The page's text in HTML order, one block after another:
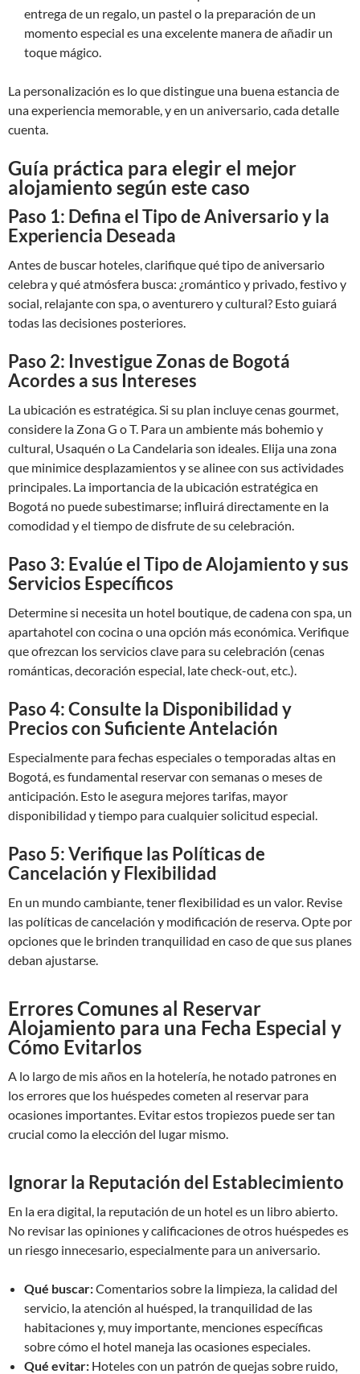
entrega de un regalo, un pastel o la preparación de un
momento especial es una excelente manera de añadir un
toque mágico.
La personalización es lo que distingue una buena estancia de
una experiencia memorable, y en un aniversario, cada detalle
cuenta.
Guía práctica para elegir el mejor
alojamiento según este caso
Paso 1: Defina el Tipo de Aniversario y la
Experiencia Deseada
Antes de buscar hoteles, clarifique qué tipo de aniversario
celebra y qué atmósfera busca: ¿romántico y privado, festivo y
social, relajante con spa, o aventurero y cultural? Esto guiará
todas las decisiones posteriores.
Paso 2: Investigue Zonas de Bogotá
Acordes a sus Intereses
La ubicación es estratégica. Si su plan incluye cenas gourmet,
considere la Zona G o T. Para un ambiente más bohemio y
cultural, Usaquén o La Candelaria son ideales. Elija una zona
que minimice desplazamientos y se alinee con sus actividades
principales. La importancia de la ubicación estratégica en
Bogotá no puede subestimarse; influirá directamente en la
comodidad y el tiempo de disfrute de su celebración.
Paso 3: Evalúe el Tipo de Alojamiento y sus
Servicios Específicos
Determine si necesita un hotel boutique, de cadena con spa, un
apartahotel con cocina o una opción más económica. Verifique
que ofrezcan los servicios clave para su celebración (cenas
románticas, decoración especial, late check-out, etc.).
Paso 4: Consulte la Disponibilidad y
Precios con Suficiente Antelación
Especialmente para fechas especiales o temporadas altas en
Bogotá, es fundamental reservar con semanas o meses de
anticipación. Esto le asegura mejores tarifas, mayor
disponibilidad y tiempo para cualquier solicitud especial.
Paso 5: Verifique las Políticas de
Cancelación y Flexibilidad
En un mundo cambiante, tener flexibilidad es un valor. Revise
las políticas de cancelación y modificación de reserva. Opte por
opciones que le brinden tranquilidad en caso de que sus planes
deban ajustarse.
Errores Comunes al Reservar
Alojamiento para una Fecha Especial y
Cómo Evitarlos
A lo largo de mis años en la hotelería, he notado patrones en
los errores que los huéspedes cometen al reservar para
ocasiones importantes. Evitar estos tropiezos puede ser tan
crucial como la elección del lugar mismo.
Ignorar la Reputación del Establecimiento
En la era digital, la reputación de un hotel es un libro abierto.
No revisar las opiniones y calificaciones de otros huéspedes es
un riesgo innecesario, especialmente para un aniversario.
Qué buscar:Comentarios sobre la limpieza, la calidad del
servicio, la atención al huésped, la tranquilidad de las
habitaciones y, muy importante, menciones específicas
sobre cómo el hotel maneja las ocasiones especiales.
Qué evitar: Hoteles con un patrón de quejas sobre ruido,